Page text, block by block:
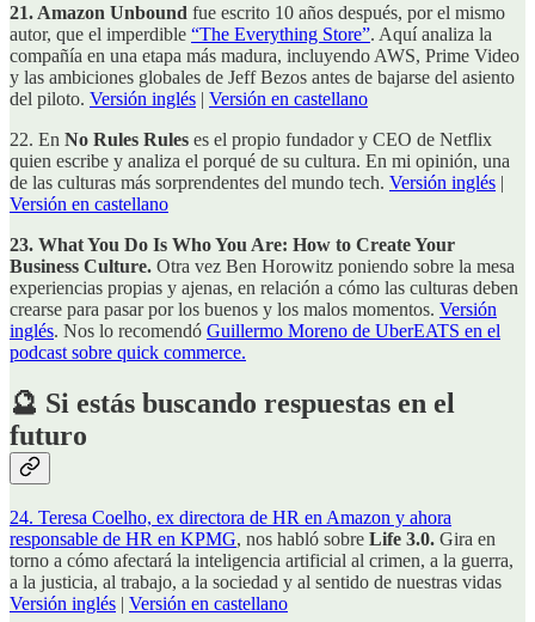
21. Amazon Unbound fue escrito 10 años después, por el mismo
autor, que el imperdible “The Everything Store”. Aquí analiza la
compañía en una etapa más madura, incluyendo AWS, Prime Video
y las ambiciones globales de Jeff Bezos antes de bajarse del asiento
del piloto. Versión inglés | Versión en castellano
22. En No Rules Rules es el propio fundador y CEO de Netflix
quien escribe y analiza el porqué de su cultura. En mi opinión, una
de las culturas más sorprendentes del mundo tech. Versión inglés |
Versión en castellano
23. What You Do Is Who You Are: How to Create Your
Business Culture. Otra vez Ben Horowitz poniendo sobre la mesa
experiencias propias y ajenas, en relación a cómo las culturas deben
crearse para pasar por los buenos y los malos momentos. Versión
inglés. Nos lo recomendó Guillermo Moreno de UberEATS en el
podcast sobre quick commerce.
🔮 Si estás buscando respuestas en el
futuro
24. Teresa Coelho, ex directora de HR en Amazon y ahora
responsable de HR en KPMG, nos habló sobre Life 3.0. Gira en
torno a cómo afectará la inteligencia artificial al crimen, a la guerra,
a la justicia, al trabajo, a la sociedad y al sentido de nuestras vidas
Versión inglés | Versión en castellano